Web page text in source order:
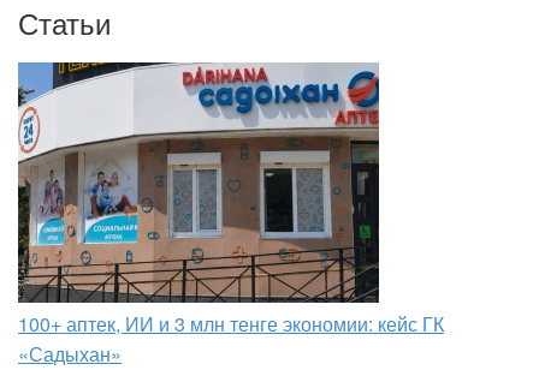
Статьи
100+ аптек, ИИ и 3 млн тенге экономии: кейс ГК
«Садыхан»